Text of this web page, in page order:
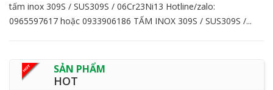
tấm inox 309S / SUS309S / 06Cr23Ni13 Hotline/zalo:
0965597617 hoặc 0933906186 TẤM INOX 309S / SUS309S /...
SẢN PHẨM
HOT